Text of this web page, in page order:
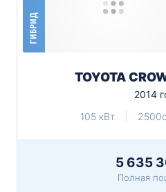
ГИБРИД
TOYOTA
2014
105 кВт
5 635
Полная